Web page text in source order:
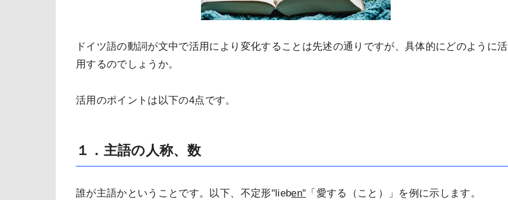
ドイツ語の動詞が文中で活用により変化することは先述の通りですが、具体的にどのように活
用するのでしょうか。
活用のポイントは以下の4点です。
１．主語の人称、数
誰が主語かということです。以下、不定形"lieben" 「愛する（こと）」を例に示します。